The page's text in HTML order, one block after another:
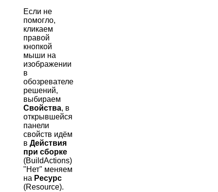
Если не
помогло,
кликаем
правой
кнопкой
мыши на
изображении
в
обозревателе
решений,
выбираем
Свойства, в
открывшейся
панели
свойств идём
в Действия
при сборке
(BuildActions)
"Нет" меняем
на Ресурс
(Resource).